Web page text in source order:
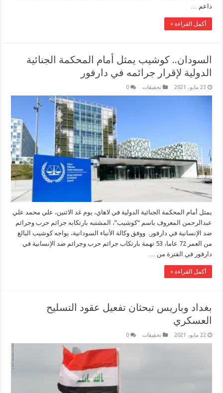
داعم …
أكمل القراءة »
السودان.. كوشيب يمثل أمام المحكمة الجنائية
الدولية لإقرار جرائمه في دارفور
23 مايو، 2021 تحقيقات 0
يمثل أمام المحكمة الجنائية الدولية في لاهاي، يوم غد الاثنين، علي محمد علي
عبدالرحمن المعروف باسم “كوشيب”، المشتبه بارتكابه جرائم حرب وجرائم
ضد الإنسانية في دارفور. ووفق وكالة الأنباء السودانية، يواجه كوشيب البالغ
من العمر 72 عاما، 53 تهمة بارتكاب جرائم حرب وجرائم ضد الإنسانية في
دارفور في الفترة من …
أكمل القراءة »
بغداد وباريس تبحثان تفعيل عقود التسليح
العسكري
22 مايو، 2021 تحقيقات 0